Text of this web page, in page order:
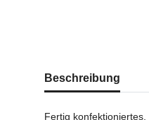
weitere Registerkarten
Beschreibung
Fertig